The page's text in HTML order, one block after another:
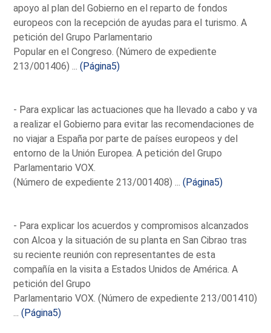
apoyo al plan del Gobierno en el reparto de fondos
europeos con la recepción de ayudas para el turismo. A
petición del Grupo Parlamentario
Popular en el Congreso. (Número de expediente
213/001406) ...(Página5)
- Para explicar las actuaciones que ha llevado a cabo y va
a realizar el Gobierno para evitar las recomendaciones de
no viajar a España por parte de países europeos y del
entorno de la Unión Europea. A petición del Grupo
Parlamentario VOX.
(Número de expediente 213/001408) ...(Página5)
- Para explicar los acuerdos y compromisos alcanzados
con Alcoa y la situación de su planta en San Cibrao tras
su reciente reunión con representantes de esta
compañía en la visita a Estados Unidos de América. A
petición del Grupo
Parlamentario VOX. (Número de expediente 213/001410)
...(Página5)